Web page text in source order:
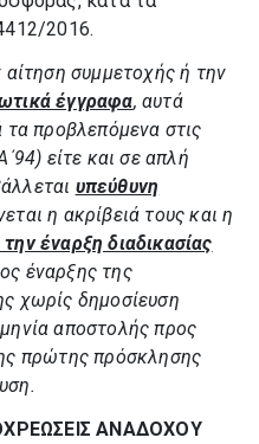
2016.
αίτηση συμμετοχής ή την
έγγραφα, αυτά
τα προβλεπόμενα στις
είτε και σε απλή
υπεύθυνη
η ακρίβειά τους και η
έναρξη διαδικασίας
έναρξης της
χωρίς δημοσίευση
αποστολής προς
πρώτης πρόσκλησης
ΑΝΑΔΟΧΟΥ